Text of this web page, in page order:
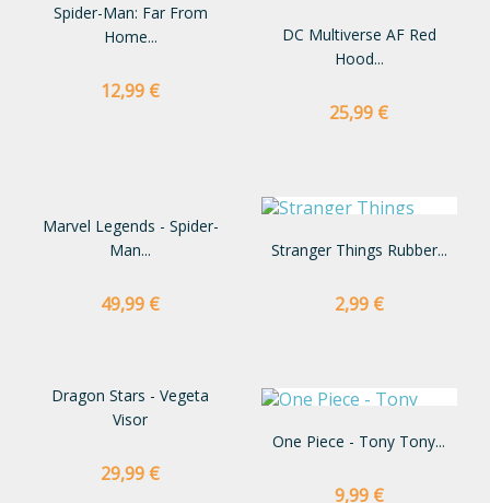
Spider-Man: Far From
Home...
Preço
12,99 €
DC Multiverse AF Red
Hood...
Preço
25,99 €
Marvel Legends - Spider-
Man...
Preço
49,99 €
Stranger Things Rubber...
Preço
2,99 €
Dragon Stars - Vegeta
Visor
Preço
29,99 €
One Piece - Tony Tony...
Preço
9,99 €